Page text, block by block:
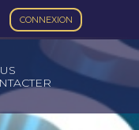
CONNEXION